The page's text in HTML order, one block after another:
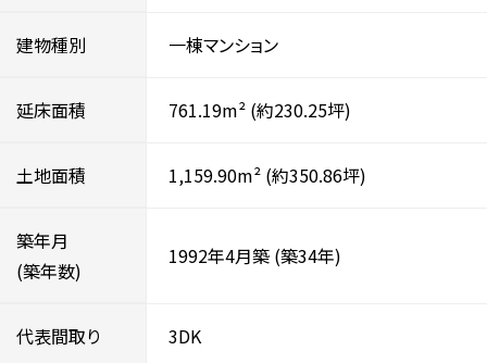
建物種別 一棟マンション
延床面積 761.19m² (約230.25坪)
土地面積 1,159.90m² (約350.86坪)
築年月
(築年数)
1992年4月築 (築34年)
代表間取り 3DK